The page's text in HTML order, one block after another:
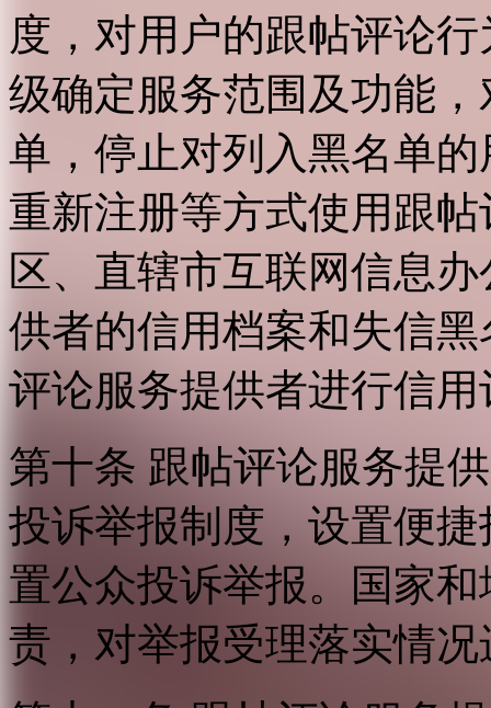
度，对用户的跟帖评论
级确定服务范围及功能
单，停止对列入黑名单
重新注册等方式使用跟
区、直辖市互联网信息
供者的信用档案和失信
评论服务提供者进行信用
第十条 跟帖评论服务提
投诉举报制度，设置便
置公众投诉举报。国家
责，对举报受理落实情